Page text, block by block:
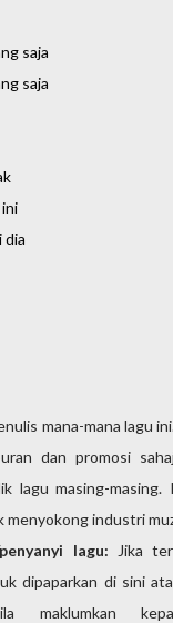
saja
saja
dia
mana-mana lagu
dan promosi
lagu masing-
menyokong industri
lagu: Jika
dipaparkan di sini
maklumkan